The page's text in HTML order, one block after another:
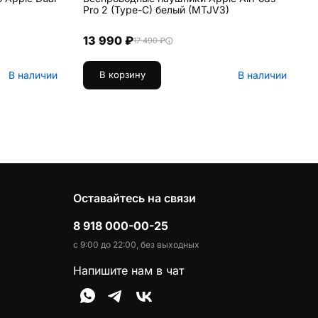
В наличии
Pro 2 (Type-C) белый (MTJV3)
13 990 ₽17 490 ₽
В корзину В наличии
Оставайтесь на связи
8 918 000-00-25
с 9:00 до 22:00, без выходных
Напишите нам в чат